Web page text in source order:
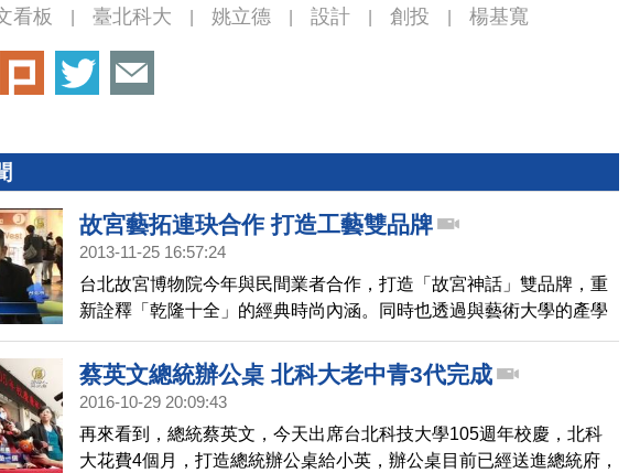
看板 臺北科大 姚立德 設計 創投 楊基寬
故宮藝拓連玦合作 打造工藝雙品牌
2013-11-25 16:57:24
台北故宮博物院今年與民間業者合作，打造「故宮神話」雙品牌，重
新詮釋「乾隆十全」的經典時尚內涵。同時也透過與藝術大學的產學
合作，為文創產業注入新生。
蔡英文總統辦公桌 北科大老中青3代完成
2016-10-29 20:09:43
再來看到，總統蔡英文，今天出席台北科技大學105週年校慶，北科
大花費4個月，打造總統辦公桌給小英，辦公桌目前已經送進總統府，